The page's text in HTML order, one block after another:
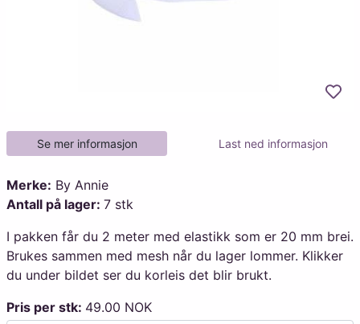
Se mer informasjon Last ned informasjon
Merke: By Annie
Antall på lager: 7 stk
I pakken får du 2 meter med elastikk som er 20 mm brei.
Brukes sammen med mesh når du lager lommer. Klikker
du under bildet ser du korleis det blir brukt.
Pris per stk: 49.00 NOK